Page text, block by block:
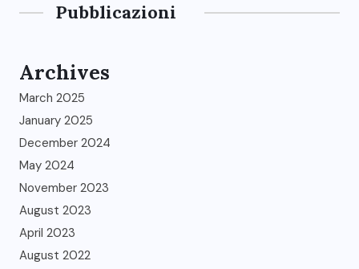
Pubblicazioni
Archives
March 2025
January 2025
December 2024
May 2024
November 2023
August 2023
April 2023
August 2022